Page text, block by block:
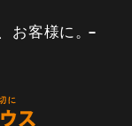
お客様に。